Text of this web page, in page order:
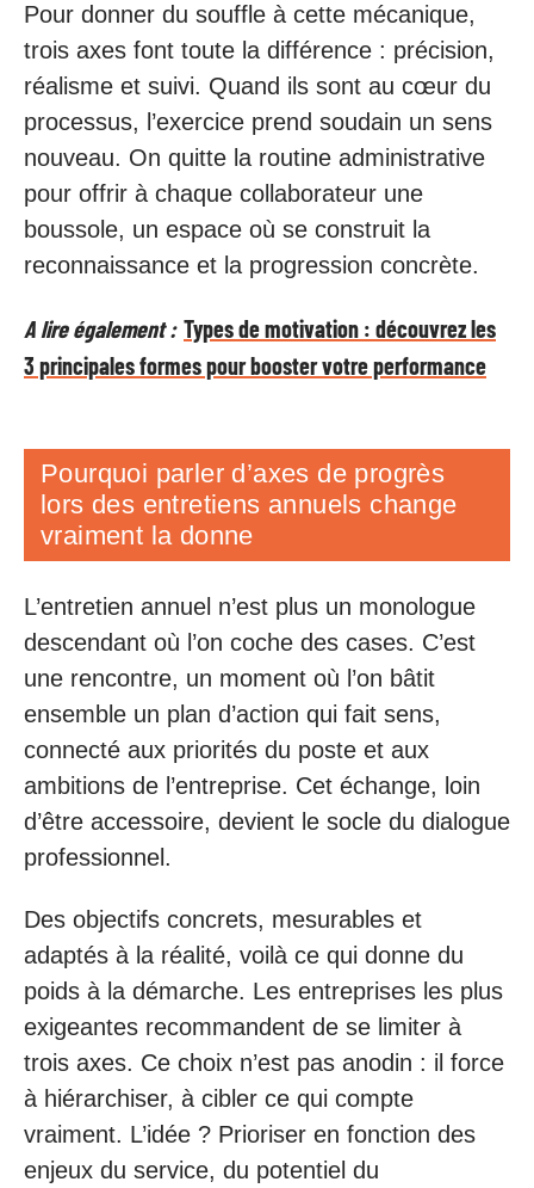
Pour donner du souffle à cette mécanique,
trois axes font toute la différence : précision,
réalisme et suivi. Quand ils sont au cœur du
processus, l’exercice prend soudain un sens
nouveau. On quitte la routine administrative
pour offrir à chaque collaborateur une
boussole, un espace où se construit la
reconnaissance et la progression concrète.
A lire également : Types de motivation : découvrez les
3 principales formes pour booster votre performance
Pourquoi parler d’axes de progrès
lors des entretiens annuels change
vraiment la donne
L’entretien annuel n’est plus un monologue
descendant où l’on coche des cases. C’est
une rencontre, un moment où l’on bâtit
ensemble un plan d’action qui fait sens,
connecté aux priorités du poste et aux
ambitions de l’entreprise. Cet échange, loin
d’être accessoire, devient le socle du dialogue
professionnel.
Des objectifs concrets, mesurables et
adaptés à la réalité, voilà ce qui donne du
poids à la démarche. Les entreprises les plus
exigeantes recommandent de se limiter à
trois axes. Ce choix n’est pas anodin : il force
à hiérarchiser, à cibler ce qui compte
vraiment. L’idée ? Prioriser en fonction des
enjeux du service, du potentiel du